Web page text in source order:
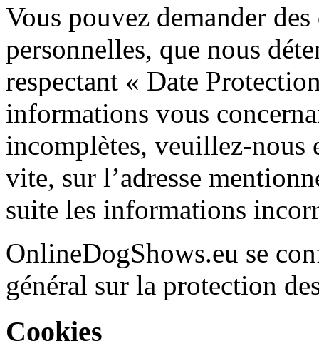
Vous pouvez demander
personnelles, que nous
respectant « Date
informations vous
incomplètes, veuillez-nous
vite, sur l’adresse
suite les informations
OnlineDogShows.eu se
général sur la protection
Cookies